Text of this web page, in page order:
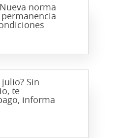
norma
Sin
te
informa